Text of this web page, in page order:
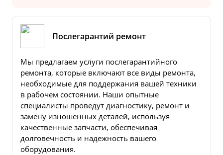
Послегарантий ремонт
Мы предлагаем услуги послегарантийного
ремонта, которые включают все виды ремонта,
необходимые для поддержания вашей техники
в рабочем состоянии. Наши опытные
специалисты проведут диагностику, ремонт и
замену изношенных деталей, используя
качественные запчасти, обеспечивая
долговечность и надежность вашего
оборудования.